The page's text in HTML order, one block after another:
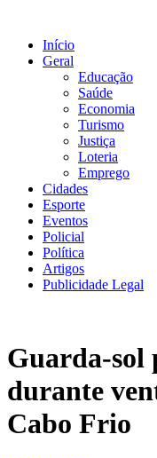
conteúdo
Início
Geral
Educação
Saúde
Economia
Turismo
Justiça
Loteria
Emprego
Cidades
Esporte
Eventos
Policial
Política
Artigos
Publicidade Legal
Guarda-sol
durante
Cabo Frio